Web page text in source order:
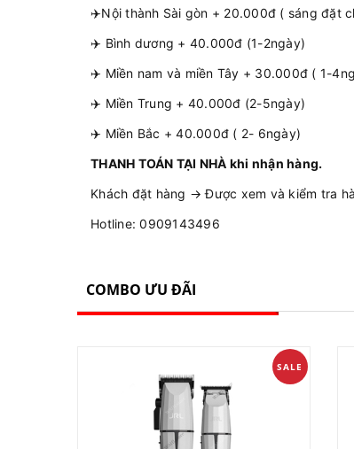
✈️Nội thành Sài gòn + 20.000đ ( sáng đặt
✈️ Bình dương + 40.000đ (1-2ngày)
✈️ Miền nam và miền Tây + 30.000đ ( 1-
✈️ Miền Trung + 40.000đ (2-5ngày)
✈️ Miền Bắc + 40.000đ ( 2- 6ngày)
THANH TOÁN TẠI NHÀ khi nhận hàng.
Khách đặt hàng → Được xem và kiểm tra
Hotline: 0909143496
COMBO ƯU ĐÃI
SALE